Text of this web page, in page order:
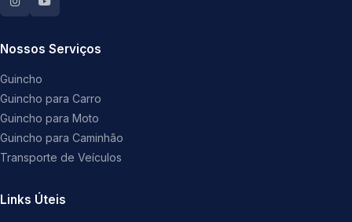
Nossos Serviços
Guincho
Guincho para Carro
Guincho para Moto
Guincho para Caminhão
Transporte de Veículos
Links Úteis